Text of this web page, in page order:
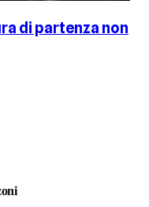
di partenza non